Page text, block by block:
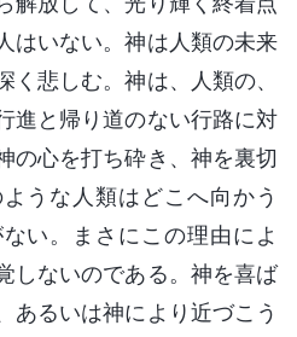
はいない。神は人類の未来
く悲しむ。神は、人類の、
進と帰り道のない行路に対
の心を打ち砕き、神を裏切
うな人類はどこへ向かう
い。まさにこの理由によ
しないのである。神を喜ば
あるいは神により近づこう